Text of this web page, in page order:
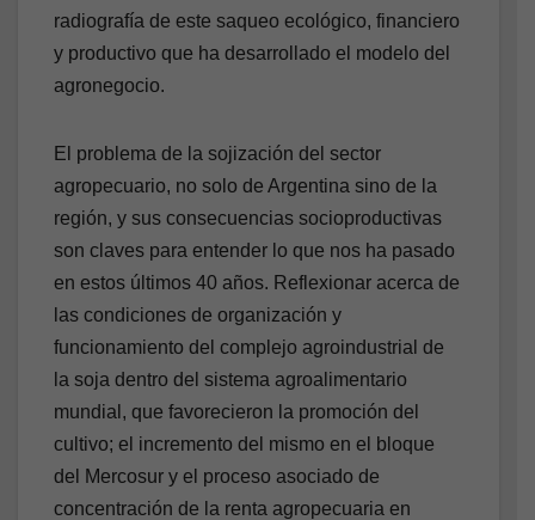
radiografía de este saqueo ecológico, financiero
y productivo que ha desarrollado el modelo del
agronegocio.
El problema de la sojización del sector
agropecuario, no solo de Argentina sino de la
región, y sus consecuencias socioproductivas
son claves para entender lo que nos ha pasado
en estos últimos 40 años. Reflexionar acerca de
las condiciones de organización y
funcionamiento del complejo agroindustrial de
la soja dentro del sistema agroalimentario
mundial, que favorecieron la promoción del
cultivo; el incremento del mismo en el bloque
del Mercosur y el proceso asociado de
concentración de la renta agropecuaria en